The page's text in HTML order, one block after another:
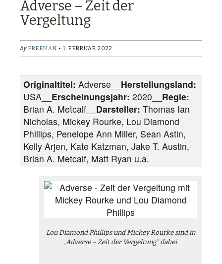
Adverse – Zeit der
Vergeltung
by FREEMAN • 1. FEBRUAR 2022
Originaltitel: Adverse__ Herstellungsland:
USA__ Erscheinungsjahr: 2020__ Regie:
Brian A. Metcalf__ Darsteller: Thomas Ian
Nicholas, Mickey Rourke, Lou Diamond
Phillips, Penelope Ann Miller, Sean Astin,
Kelly Arjen, Kate Katzman, Jake T. Austin,
Brian A. Metcalf, Matt Ryan u.a.
Lou Diamond Phillips und Mickey Rourke sind in
„Adverse – Zeit der Vergeltung“ dabei.